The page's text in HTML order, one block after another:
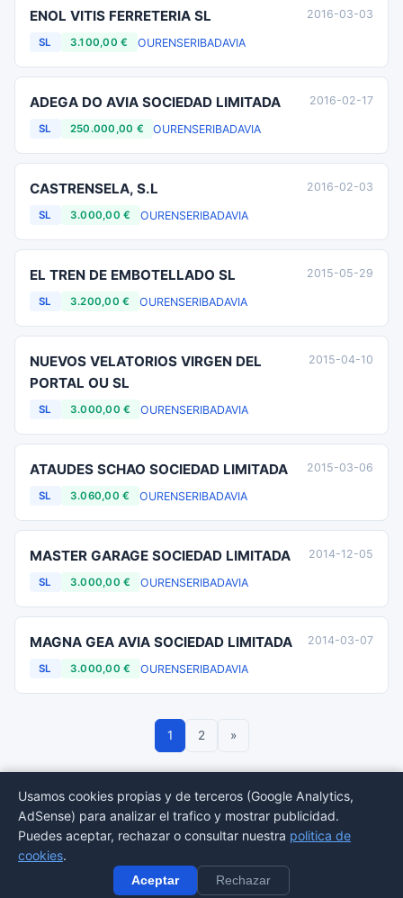
ENOL VITIS FERRETERIA SL
SL 3.100,00 € OURENSERIBADAVIA
2016-03-03
ADEGA DO AVIA SOCIEDAD LIMITADA
SL 250.000,00 € OURENSERIBADAVIA
2016-02-17
CASTRENSELA, S.L
SL 3.000,00 € OURENSERIBADAVIA
2016-02-03
EL TREN DE EMBOTELLADO SL
SL 3.200,00 € OURENSERIBADAVIA
2015-05-29
NUEVOS VELATORIOS VIRGEN DEL
PORTAL OU SL
SL 3.000,00 € OURENSERIBADAVIA
2015-04-10
ATAUDES SCHAO SOCIEDAD LIMITADA
SL 3.060,00 € OURENSERIBADAVIA
2015-03-06
MASTER GARAGE SOCIEDAD LIMITADA
SL 3.000,00 € OURENSERIBADAVIA
2014-12-05
MAGNA GEA AVIA SOCIEDAD LIMITADA
SL 3.000,00 € OURENSERIBADAVIA
2014-03-07
1 2 »
© 2026 BORMEDirectorio — Datos publicos del Registro Mercantil
Provincias
legal
Usamos cookies propias y de terceros (Google Analytics,
AdSense) para analizar el trafico y mostrar publicidad.
Puedes aceptar, rechazar o consultar nuestra politica de
cookies.
Aceptar Rechazar